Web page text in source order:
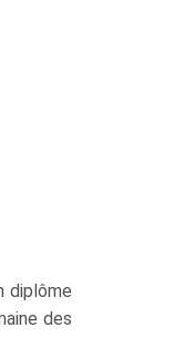
diplôme
des